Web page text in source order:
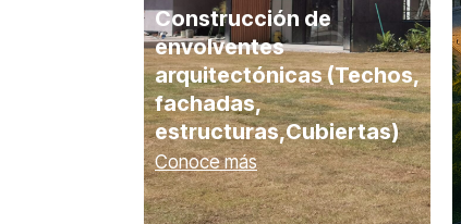
Construcción de
envolventes
arquitectónicas (Techos,
fachadas,
estructuras,Cubiertas)
Conoce más